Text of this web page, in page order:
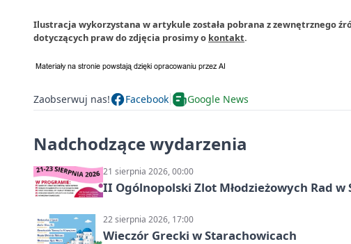
Ilustracja wykorzystana w artykule została pobrana z zewnętrznego
dotyczących praw do zdjęcia prosimy o kontakt.
Zaobserwuj nas! Facebook Google News
Nadchodzące wydarzenia
21 sierpnia 2026, 00:00
II Ogólnopolski Zlot Młodzieżowych Rad w
22 sierpnia 2026, 17:00
Wieczór Grecki w Starachowicach